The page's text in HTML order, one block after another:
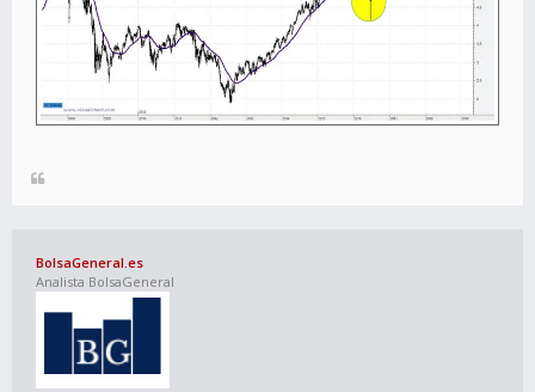
BolsaGeneral.es
Analista BolsaGeneral